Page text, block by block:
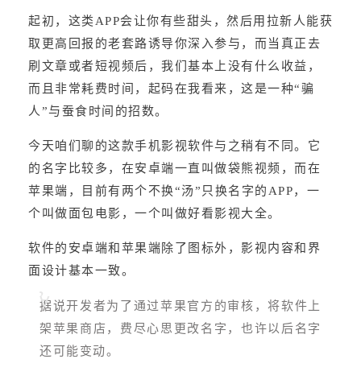
起初，这类APP会让你有些甜头，然后用拉新人能获
取更高回报的老套路诱导你深入参与，而当真正去
刷文章或者短视频后，我们基本上没有什么收益，
而且非常耗费时间，起码在我看来，这是一种“骗
人”与蚕食时间的招数。
今天咱们聊的这款手机影视软件与之稍有不同。它
的名字比较多，在安卓端一直叫做袋熊视频，而在
苹果端，目前有两个不换“汤”只换名字的APP，一
个叫做面包电影，一个叫做好看影视大全。
软件的安卓端和苹果端除了图标外，影视内容和界
面设计基本一致。
据说开发者为了通过苹果官方的审核，将软件上
架苹果商店，费尽心思更改名字，也许以后名字
还可能变动。